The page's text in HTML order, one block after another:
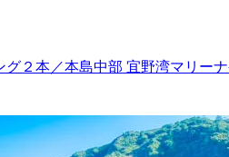
グ２本／本島中部 宜野湾マリ